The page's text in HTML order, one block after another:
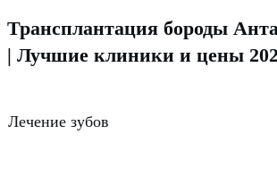
Трансплантация бороды
| Лучшие клиники и цены
Лечение зубов